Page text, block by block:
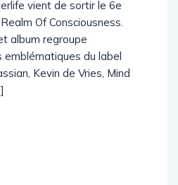
vient de sortir le 6e
Of Consciousness.
album regroupe
emblématiques du label
Kevin de Vries, Mind